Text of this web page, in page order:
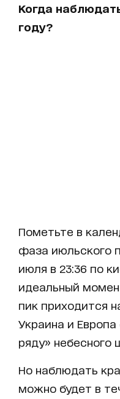
Когда
году?
Пометьте в
фаза июльского
июля в 23:36 по
идеальный
пик приходится
Украина и
ряду» небесного
Но наблюдать
можно будет в